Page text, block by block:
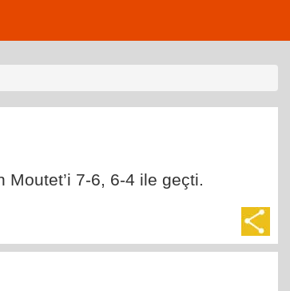
Moutet’i 7-6, 6-4 ile geçti.